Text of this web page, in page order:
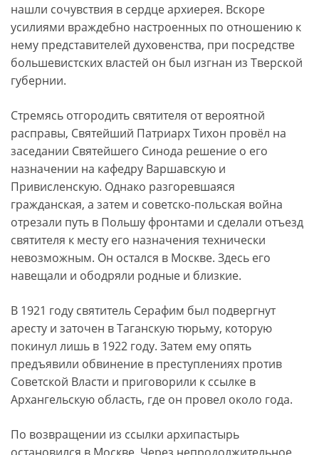
нашли сочувствия в сердце архиерея. Вскоре
усилиями враждебно настроенных по отношению к
нему представителей духовенства, при посредстве
большевистских властей он был изгнан из Тверской
губернии.
Стремясь отгородить святителя от вероятной
расправы, Святейший Патриарх Тихон провёл на
заседании Святейшего Синода решение о его
назначении на кафедру Варшавскую и
Привисленскую. Однако разгоревшаяся
гражданская, а затем и советско-польская война
отрезали путь в Польшу фронтами и сделали отъезд
святителя к месту его назначения технически
невозможным. Он остался в Москве. Здесь его
навещали и ободряли родные и близкие.
В 1921 году святитель Серафим был подвергнут
аресту и заточен в Таганскую тюрьму, которую
покинул лишь в 1922 году. Затем ему опять
предъявили обвинение в преступлениях против
Советской Власти и приговорили к ссылке в
Архангельскую область, где он провел около года.
По возвращении из ссылки архипастырь